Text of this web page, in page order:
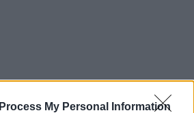
My Personal Information